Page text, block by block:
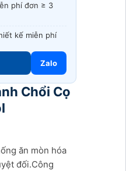
phí đơn ≥ 3
kế miễn phí
Zalo
Chổi Cọ
ăn mòn hóa
đối.Công